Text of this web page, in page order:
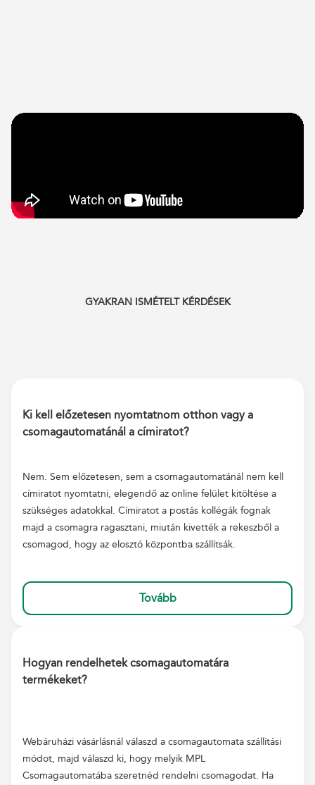
GYAKRAN ISMÉTELT KÉRDÉSEK
Ki kell előzetesen nyomtatnom otthon vagy a
csomagautomatánál a címiratot?
Nem. Sem előzetesen, sem a csomagautomatánál nem kell
címiratot nyomtatni, elegendő az online felület kitöltése a
szükséges adatokkal. Címiratot a postás kollégák fognak
majd a csomagra ragasztani, miután kivették a rekeszből a
csomagod, hogy az elosztó központba szállítsák.
Tovább
Hogyan rendelhetek csomagautomatára
termékeket?
Webáruházi vásárlásnál válaszd a csomagautomata szállítási
módot, majd válaszd ki, hogy melyik MPL
Csomagautomatába szeretnéd rendelni csomagodat. Ha